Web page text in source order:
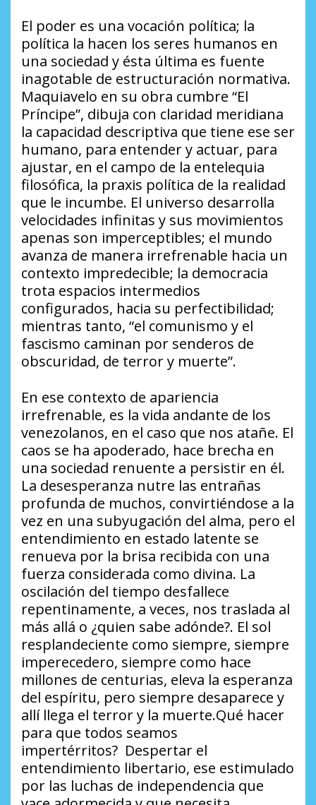
El poder es una vocación política; la
política la hacen los seres humanos en
una sociedad y ésta última es fuente
inagotable de estructuración normativa.
Maquiavelo en su obra cumbre “El
Príncipe”, dibuja con claridad meridiana
la capacidad descriptiva que tiene ese ser
humano, para entender y actuar, para
ajustar, en el campo de la entelequia
filosófica, la praxis política de la realidad
que le incumbe. El universo desarrolla
velocidades infinitas y sus movimientos
apenas son imperceptibles; el mundo
avanza de manera irrefrenable hacia un
contexto impredecible; la democracia
trota espacios intermedios
configurados, hacia su perfectibilidad;
mientras tanto, “el comunismo y el
fascismo caminan por senderos de
obscuridad, de terror y muerte”.
En ese contexto de apariencia
irrefrenable, es la vida andante de los
venezolanos, en el caso que nos atañe. El
caos se ha apoderado, hace brecha en
una sociedad renuente a persistir en él.
La desesperanza nutre las entrañas
profunda de muchos, convirtiéndose a la
vez en una subyugación del alma, pero el
entendimiento en estado latente se
renueva por la brisa recibida con una
fuerza considerada como divina. La
oscilación del tiempo desfallece
repentinamente, a veces, nos traslada al
más allá o ¿quien sabe adónde?. El sol
resplandeciente como siempre, siempre
imperecedero, siempre como hace
millones de centurias, eleva la esperanza
del espíritu, pero siempre desaparece y
allí llega el terror y la muerte.Qué hacer
para que todos seamos
impertérritos? Despertar el
entendimiento libertario, ese estimulado
por las luchas de independencia que